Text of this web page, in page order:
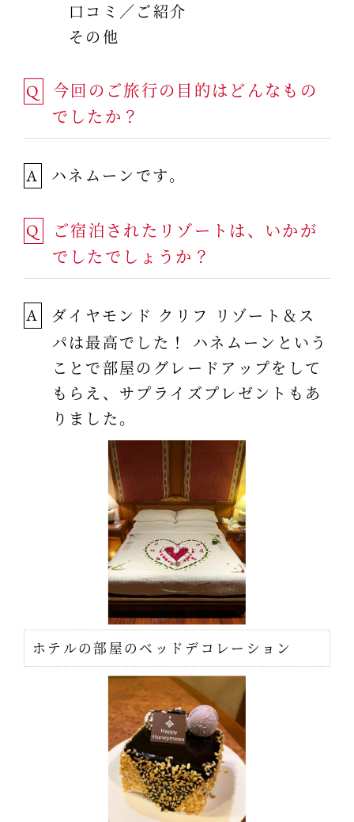
口コミ／ご紹介
その他
Q
今回のご旅行の目的はどんなもの
でしたか？
A ハネムーンです。
Q
ご宿泊されたリゾートは、いかが
でしたでしょうか？
A
ダイヤモンド クリフ リゾート＆ス
パは最高でした！ ハネムーンという
ことで部屋のグレードアップをして
もらえ、サプライズプレゼントもあ
りました。
ホテルの部屋のベッドデコレーション